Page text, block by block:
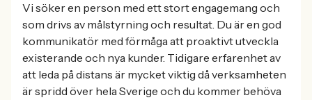
Vi söker en person med ett stort engagemang och
som drivs av målstyrning och resultat. Du är en god
kommunikatör med förmåga att proaktivt utveckla
existerande och nya kunder. Tidigare erfarenhet av
att leda på distans är mycket viktig då verksamheten
är spridd över hela Sverige och du kommer behöva